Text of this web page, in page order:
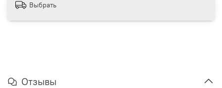
Выбрать
Отзывы